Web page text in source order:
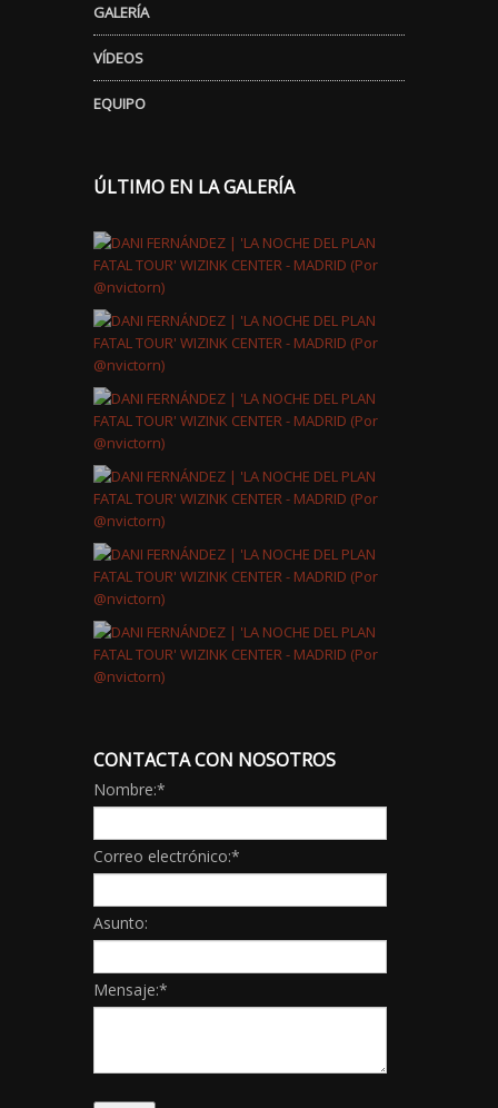
GALERÍA
VÍDEOS
EQUIPO
ÚLTIMO EN LA GALERÍA
CONTACTA CON NOSOTROS
Nombre:*
Correo electrónico:*
Asunto:
Mensaje:*